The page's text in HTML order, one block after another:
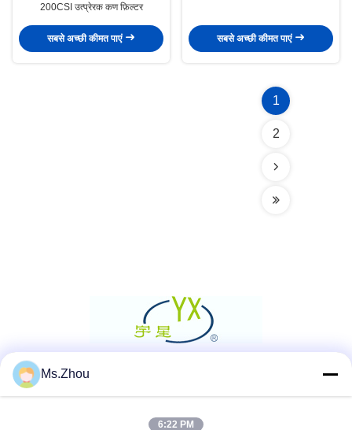
200CSI उत्प्रेरक कण फ़िल्टर
सबसे अच्छी कीमत पाएं सबसे अच्छी कीमत पाएं
1
2
Ms.Zhou
6:22 PM